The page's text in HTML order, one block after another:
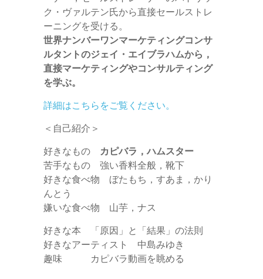
ク・ヴァルテン氏から直接セールストレ
ーニングを受ける。
世界ナンバーワンマーケティングコンサ
ルタントのジェイ・エイブラハムから，
直接マーケティングやコンサルティング
を学ぶ。
詳細はこちらをご覧ください。
＜自己紹介＞
好きなもの カピバラ，ハムスター
苦手なもの 強い香料全般，靴下
好きな食べ物 ぼたもち，すあま，かり
んとう
嫌いな食べ物 山芋，ナス
好きな本 「原因」と「結果」の法則
好きなアーティスト 中島みゆき
趣味 カピバラ動画を眺める